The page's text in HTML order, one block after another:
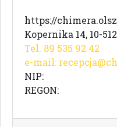
https://
Kopernika 14, 10-
Tel. 89 535 92 42
e-mail:
NIP:
REGON: